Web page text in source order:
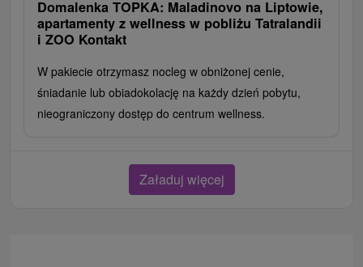
Domalenka TOPKA: Maladinovo na Liptowie,
apartamenty z wellness w pobliżu Tatralandii
i ZOO Kontakt
W pakiecie otrzymasz nocleg w obniżonej cenie,
śniadanie lub obiadokolację na każdy dzień pobytu,
nieograniczony dostęp do centrum wellness.
Załaduj więcej